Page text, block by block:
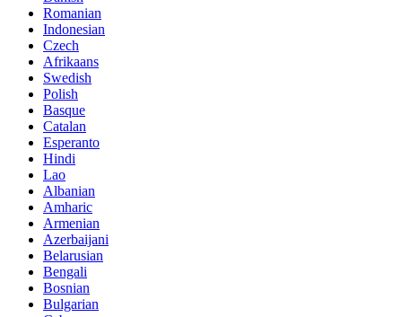
Romanian
Indonesian
Czech
Afrikaans
Swedish
Polish
Basque
Catalan
Esperanto
Hindi
Lao
Albanian
Amharic
Armenian
Azerbaijani
Belarusian
Bengali
Bosnian
Bulgarian